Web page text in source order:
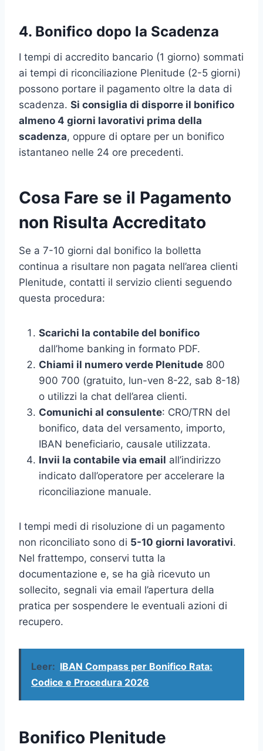
4. Bonifico dopo la Scadenza
I tempi di accredito bancario (1 giorno) sommati
ai tempi di riconciliazione Plenitude (2-5 giorni)
possono portare il pagamento oltre la data di
scadenza. Si consiglia di disporre il bonifico
almeno 4 giorni lavorativi prima della
scadenza, oppure di optare per un bonifico
istantaneo nelle 24 ore precedenti.
Cosa Fare se il Pagamento
non Risulta Accreditato
Se a 7-10 giorni dal bonifico la bolletta
continua a risultare non pagata nell’area clienti
Plenitude, contatti il servizio clienti seguendo
questa procedura:
Scarichi la contabile del bonifico
dall’home banking in formato PDF.
Chiami il numero verde Plenitude 800
900 700 (gratuito, lun-ven 8-22, sab 8-18)
o utilizzi la chat dell’area clienti.
Comunichi al consulente: CRO/TRN del
bonifico, data del versamento, importo,
IBAN beneficiario, causale utilizzata.
Invii la contabile via email all’indirizzo
indicato dall’operatore per accelerare la
riconciliazione manuale.
I tempi medi di risoluzione di un pagamento
non riconciliato sono di 5-10 giorni lavorativi.
Nel frattempo, conservi tutta la
documentazione e, se ha già ricevuto un
sollecito, segnali via email l’apertura della
pratica per sospendere le eventuali azioni di
recupero.
Leer: IBAN Compass per Bonifico Rata:
Codice e Procedura 2026
Bonifico Plenitude